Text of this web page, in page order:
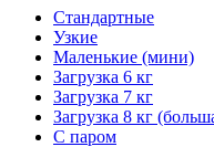
Стандартные
Узкие
Маленькие (мини)
Загрузка 6 кг
Загрузка 7 кг
Загрузка 8 кг
С паром